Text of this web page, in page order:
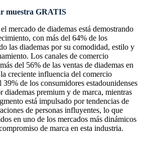
muestra GRATIS
mercado de diademas está demostrando
con más del 64% de los
las diademas por su comodidad, estilo y
Los canales de comercio
del 56% de las ventas de diademas en
creciente influencia del comercio
de los consumidores estadounidenses
diademas premium y de marca, mientras
está impulsado por tendencias de
de personas influyentes, lo que
en uno de los mercados más dinámicos
de marca en esta industria.